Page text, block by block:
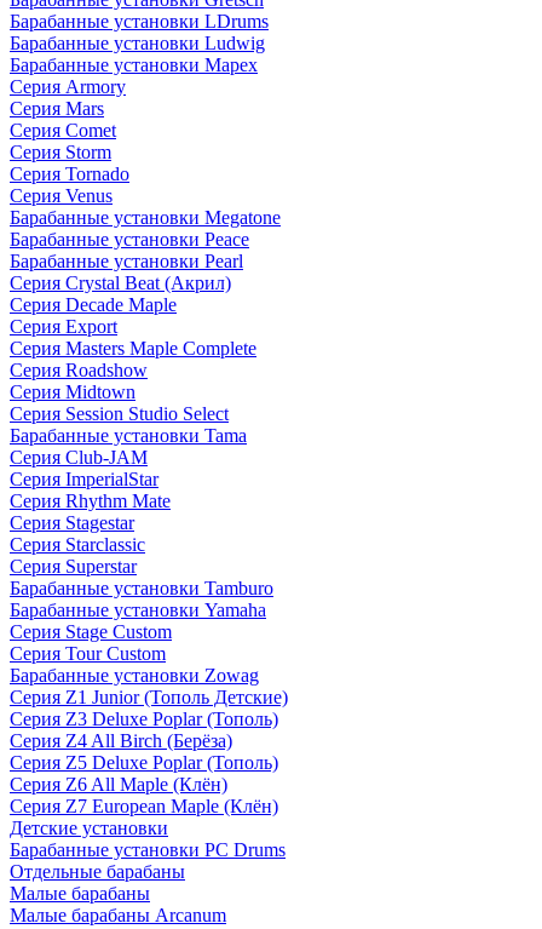
Барабанные установки LDrums
Барабанные установки Ludwig
Барабанные установки Mapex
Серия Armory
Серия Mars
Серия Comet
Серия Storm
Серия Tornado
Серия Venus
Барабанные установки Megatone
Барабанные установки Peace
Барабанные установки Pearl
Серия Crystal Beat (Акрил)
Серия Decade Maple
Серия Export
Серия Masters Maple Complete
Серия Roadshow
Серия Midtown
Серия Session Studio Select
Барабанные установки Tama
Серия Club-JAM
Серия ImperialStar
Серия Rhythm Mate
Серия Stagestar
Серия Starclassic
Серия Superstar
Барабанные установки Tamburo
Барабанные установки Yamaha
Серия Stage Custom
Серия Tour Custom
Барабанные установки Zowag
Серия Z1 Junior (Тополь Детские)
Серия Z3 Deluxe Poplar (Тополь)
Серия Z4 All Birch (Берёза)
Серия Z5 Deluxe Poplar (Тополь)
Серия Z6 All Maple (Клён)
Серия Z7 European Maple (Клён)
Детские установки
Барабанные установки PC Drums
Отдельные барабаны
Малые барабаны
Малые барабаны Arcanum